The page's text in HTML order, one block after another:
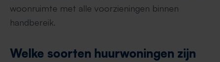
woonruimte met alle voorzieningen binnen
handbereik.
Welke soorten huurwoningen zijn